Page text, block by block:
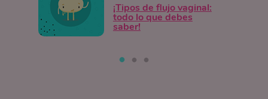
¡Tipos de flujo vaginal:
todo lo que debes
saber!